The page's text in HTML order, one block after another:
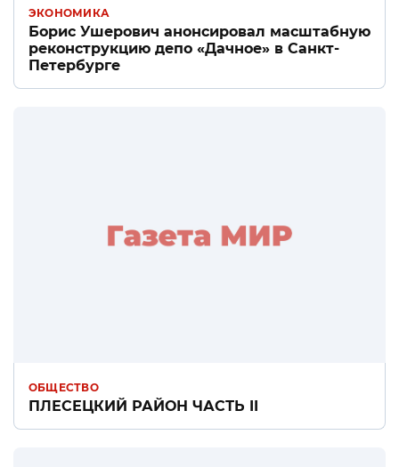
ЭКОНОМИКА
Борис Ушерович анонсировал масштабную
реконструкцию депо «Дачное» в Санкт-
Петербурге
ОБЩЕСТВО
ПЛЕСЕЦКИЙ РАЙОН ЧАСТЬ II